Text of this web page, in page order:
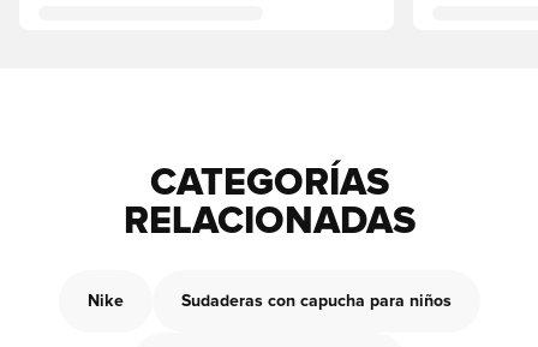
CATEGORÍAS
RELACIONADAS
Nike Sudaderas con capucha para niños